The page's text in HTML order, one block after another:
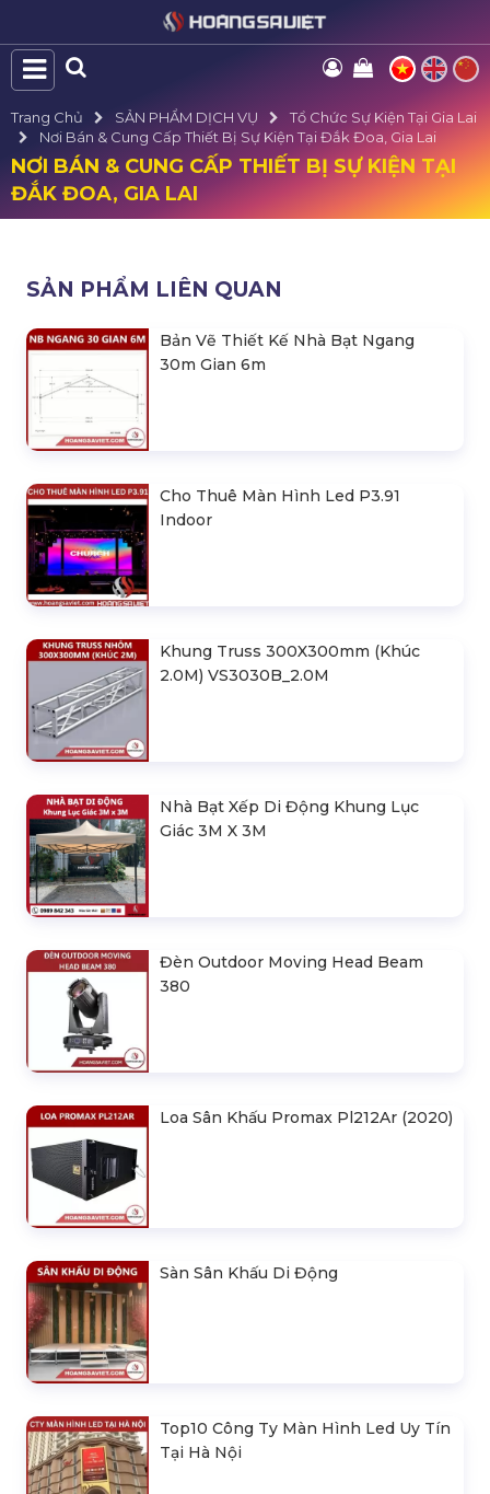
Trang Chủ SẢN PHẨM DỊCH VỤ
Tổ Chức Sự Kiện Tại Gia Lai
Nơi Bán & Cung Cấp Thiết Bị Sự Kiện Tại Đắk Đoa, Gia Lai
NƠI BÁN & CUNG CẤP THIẾT BỊ SỰ KIỆN TẠI
ĐẮK ĐOA, GIA LAI
SẢN PHẨM LIÊN QUAN
Bản Vẽ Thiết Kế Nhà Bạt Ngang
30m Gian 6m
Cho Thuê Màn Hình Led P3.91
Indoor
Khung Truss 300X300mm (Khúc
2.0M) VS3030B_2.0M
Nhà Bạt Xếp Di Động Khung Lục
Giác 3M X 3M
Đèn Outdoor Moving Head Beam
380
Loa Sân Khấu Promax Pl212Ar (2020)
Sàn Sân Khấu Di Động
Top10 Công Ty Màn Hình Led Uy Tín
Tại Hà Nội